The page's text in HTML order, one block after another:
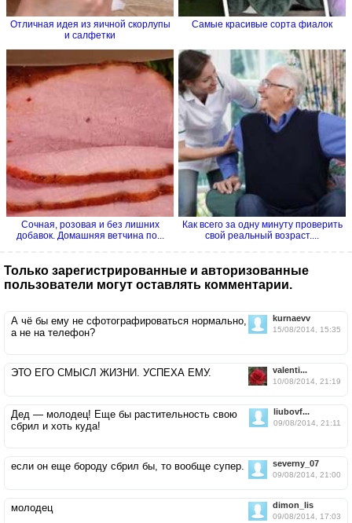
Отличная идея из яичной скорлупы
и салфетки
Самые красивые сорта фиалок
Сочная, розовая и без лишних
добавок. Домашняя ветчина по...
Как всего за одну минуту проверить
свой реальный возраст....
Только зарегистрированные и авторизованные
пользователи могут оставлять комментарии.
kurnaevv
15/08/2014, 15:35
А чё бы ему не сфотографироваться нормально,
а не на телефон?
valenti...
10/08/2014, 21:19
ЭТО ЕГО СМЫСЛ ЖИЗНИ. УСПЕХА ЕМУ.
liubovf...
09/08/2014, 21:11
Дед — молодец! Еще бы растительность свою
сбрил и хоть куда!
severny_07
09/08/2014, 21:00
если он еще бороду сбрил бы, то вообще супер.
dimon_lis
09/08/2014, 17:03
молодец